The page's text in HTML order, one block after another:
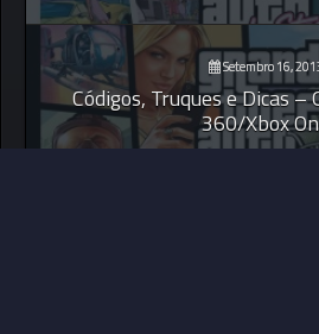
Setembro 16,
Códigos, Truques e Dicas –
360/Xbox